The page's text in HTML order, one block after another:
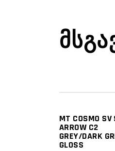
MT COSMO SV
ARROW C2
GREY/DARK
GLOSS